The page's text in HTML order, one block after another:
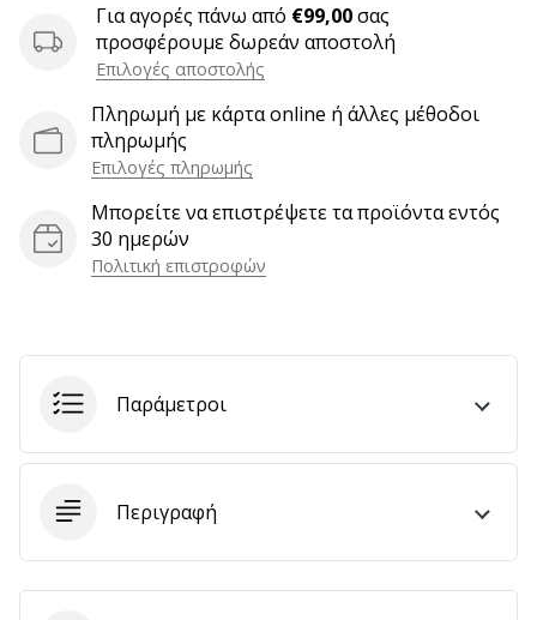
φόρουμ
συζητήσεων;
να
αποφέρουν
έσοδα.
…
Εμφάνιση
των
Για αγορές πάνω από €99,00σας
προσφέρουμε δωρεάν αποστολή
Επιλογές αποστολής
Πληρωμή με κάρτα online ή άλλες μέθοδοι
πληρωμής
Επιλογές πληρωμής
Μπορείτε να επιστρέψετε τα προϊόντα εντός
30 ημερών
Πολιτική επιστροφών
Παράμετροι
Περιγραφή